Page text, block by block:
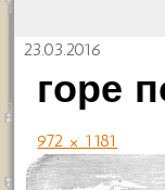
23.03.2016
горе
972 × 1181